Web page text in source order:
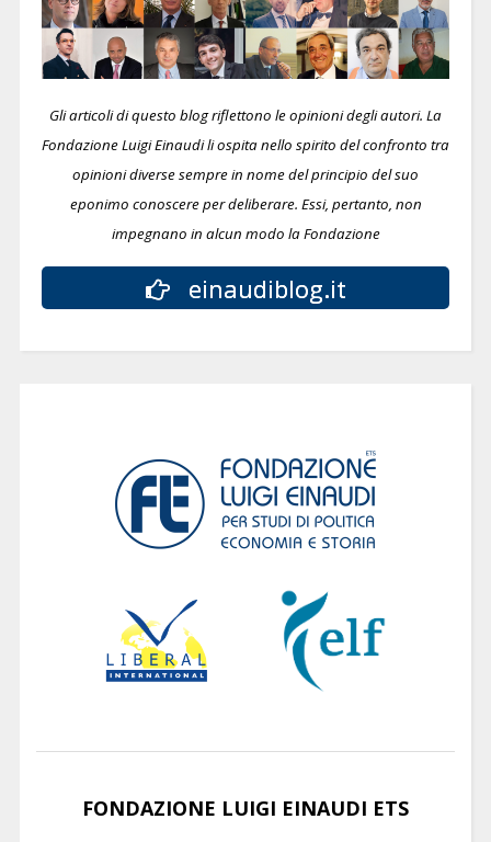
Gli articoli di questo blog riflettono le opinioni degli autori. La
Fondazione Luigi Einaudi li ospita nello spirito del confronto tra
opinioni diverse sempre in nome del principio del suo
eponimo conoscere per deliberare. Essi, pertanto, non
impegnano in alcun modo la Fondazione
einaudiblog.it
FONDAZIONE LUIGI EINAUDI ETS